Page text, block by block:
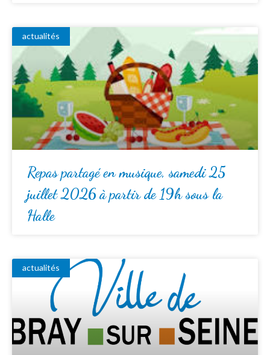
actualités
Repas partagé en musique, samedi 25
juillet 2026 à partir de 19h sous la
Halle
actualités